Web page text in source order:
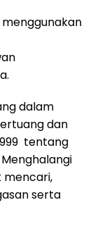
menggunakan
dalam
dan
tentang
mencari,
serta